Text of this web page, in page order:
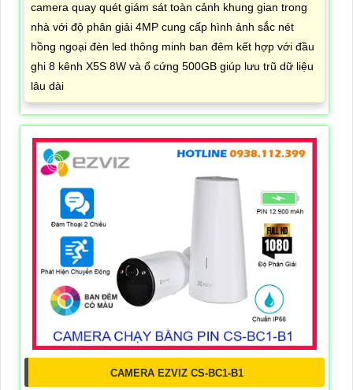
camera quay quét giám sát toàn cảnh khung gian trong
nhà với độ phân giải 4MP cung cấp hình ảnh sắc nét
hồng ngoại đèn led thông minh ban đêm kết hợp với đầu
ghi 8 kênh X5S 8W và ổ cứng 500GB giúp lưu trũ dữ liệu
lâu dài
CAMERA EZVIZ CS-BC1-B1